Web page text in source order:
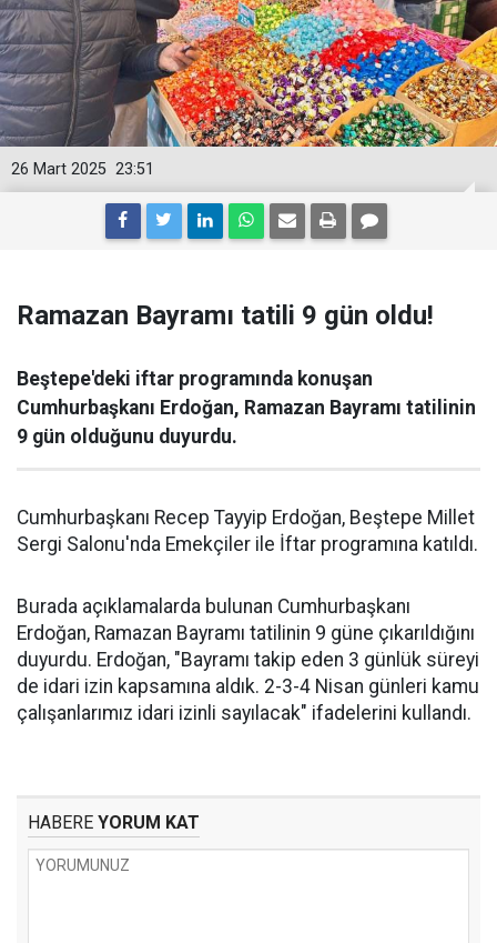
23:51
26 Mart 2025
Ramazan Bayramı tatili 9 gün oldu!
Beştepe'deki iftar programında konuşan
Cumhurbaşkanı Erdoğan, Ramazan Bayramı tatilinin
9 gün olduğunu duyurdu.
Cumhurbaşkanı Recep Tayyip Erdoğan, Beştepe Millet
Sergi Salonu'nda Emekçiler ile İftar programına katıldı.
Burada açıklamalarda bulunan Cumhurbaşkanı
Erdoğan, Ramazan Bayramı tatilinin 9 güne çıkarıldığını
duyurdu. Erdoğan, "Bayramı takip eden 3 günlük süreyi
de idari izin kapsamına aldık. 2-3-4 Nisan günleri kamu
çalışanlarımız idari izinli sayılacak" ifadelerini kullandı.
HABERE YORUM KAT